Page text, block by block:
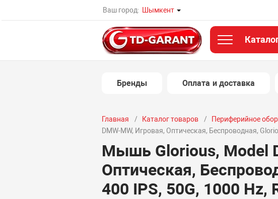
Ваш город: Шымкент
Бренды Оплата и доставка
Главная Каталог товаров Периферийное
DMW-MW, Игровая, Оптическая, Беспроводная,
Мышь Glorious, Model
Оптическая,
400 IPS, 50G, 1000 Hz,